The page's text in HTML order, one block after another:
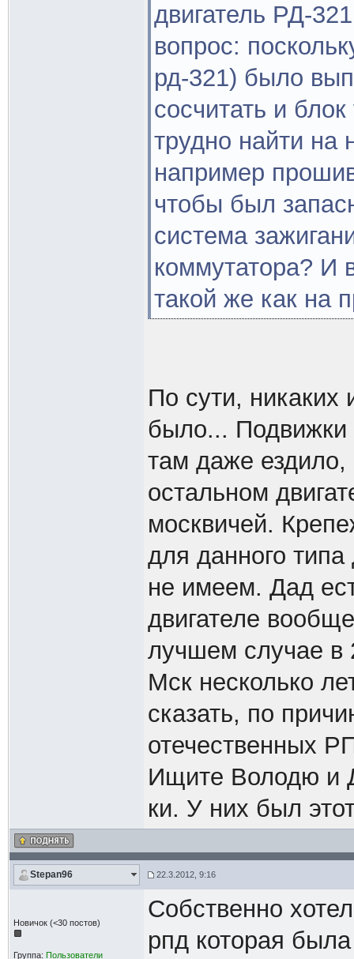
двигатель РД-
вопрос:
рд-321) было
сосчитать и
трудно найти на
например
чтобы был
система
коммутатора? И
такой же как на
По сути,
было... Подвижки
там даже
остальном
москвичей.
для данного
не имеем. Дад
двигателе
лучшем случае в
Мск несколько
сказать, по
отечественных
Ищите Володю и
ки. У них был
Stepan96 22.3.2012, 9:16
Новичок (<30 постов)
Группа: Пользователи
Собственно
рпд которая